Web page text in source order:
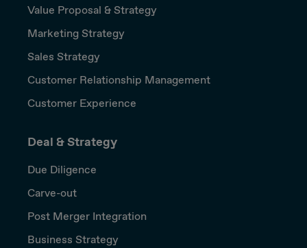
Value Proposal & Strategy
Marketing Strategy
Sales Strategy
Customer Relationship Management
Customer Experience
Deal & Strategy
Due Diligence
Carve-out
Post Merger Integration
Business Strategy